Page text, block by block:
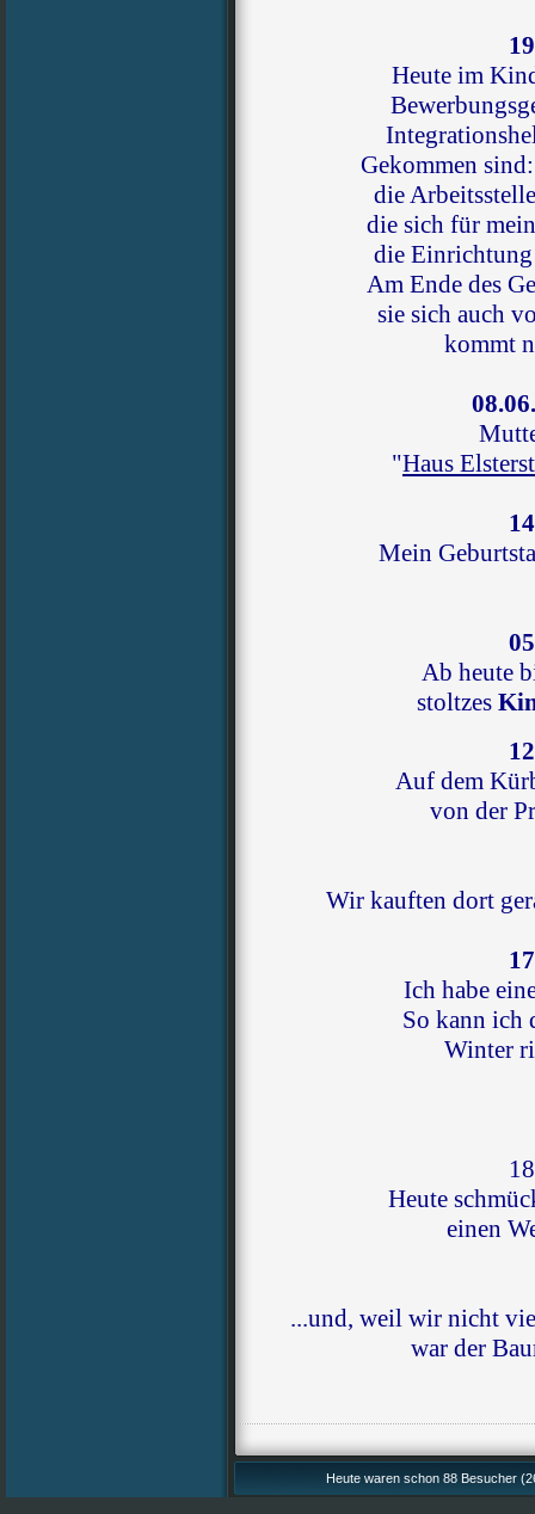
Heute im
Gekommen
die
die sich für
die Einrichtung
Am Ende des
sie sich auch
kommt
"Haus
Mein
Ab heute
stoltzes
Auf dem
von der
Wir kauften dort
Ich habe
So kann ich
Winter
Heute
einen
...und, weil wir nicht
war der
Heute waren schon 88 Besucher